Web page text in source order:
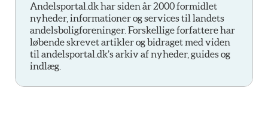
Andelsportal.dk har siden år 2000 formidlet
nyheder, informationer og services til landets
andelsboligforeninger. Forskellige forfattere har
løbende skrevet artikler og bidraget med viden
til andelsportal.dk’s arkiv af nyheder, guides og
indlæg.